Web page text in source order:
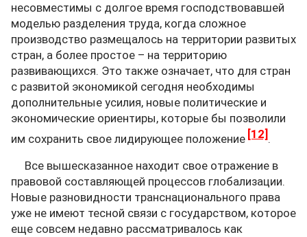
несовместимы с долгое время господствовавшей
моделью разделения труда, когда сложное
производство размещалось на территории развитых
стран, а более простое – на территорию
развивающихся. Это также означает, что для стран
с развитой экономикой сегодня необходимы
дополнительные усилия, новые политические и
экономические ориентиры, которые бы позволили
им сохранить свое лидирующее положение [12] .
Все вышесказанное находит свое отражение в
правовой составляющей процессов глобализации.
Новые разновидности транснационального права
уже не имеют тесной связи с государством, которое
еще совсем недавно рассматривалось как